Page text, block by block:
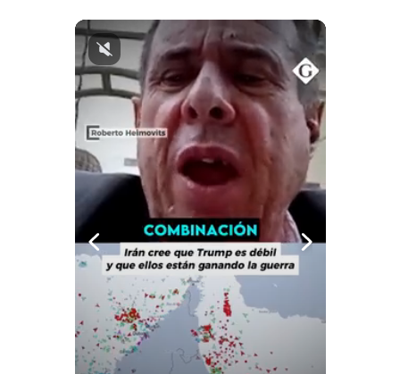
G de Gestión
Notas Contratadas
Gestión TV
Fotogalerías